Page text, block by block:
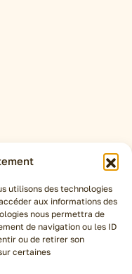
utilisons des technologies
aux informations des
nous permettra de
de navigation ou les ID
ou de retirer son
certaines